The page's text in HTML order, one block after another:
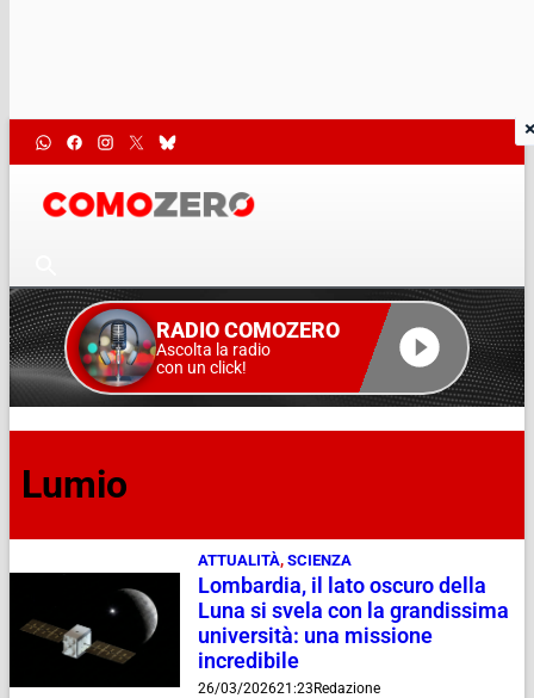
RADIO COMOZERO
Ascolta la radio
con un click!
Lumio
ATTUALITÀ, SCIENZA
Lombardia, il lato oscuro della
Luna si svela con la grandissima
università: una missione
incredibile
26/03/202621:23Redazione